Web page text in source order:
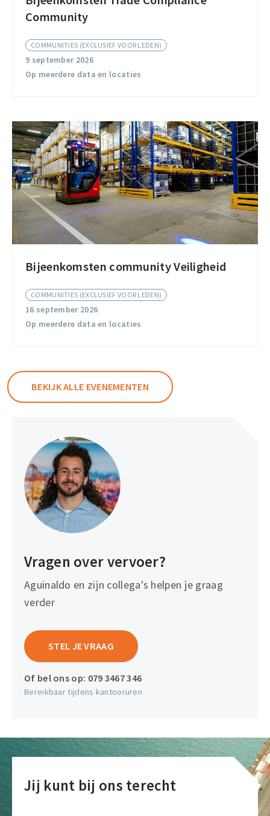
Community
COMMUNITIES (EXCLUSIEF VOOR LEDEN)
9 september 2026
Op meerdere data en locaties
Trade
Community
Bijeenkomsten community Veiligheid
COMMUNITIES (EXCLUSIEF VOOR LEDEN)
16 september 2026
Op meerdere data en locaties
Bijeenkomsten
Veiligheid
BEKIJK ALLE EVENEMENTEN
Vragen over vervoer?
Aguinaldo en zijn collega's helpen je graag
verder
STEL JE VRAAG
Of bel ons op: 079 3467 346
Bereikbaar tijdens kantooruren
Jij kunt bij ons terecht